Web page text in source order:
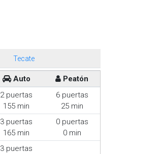
Tecate
Auto
Peatón
2 puertas
155 min
6 puertas
25 min
3 puertas
165 min
0 puertas
0 min
3 puertas